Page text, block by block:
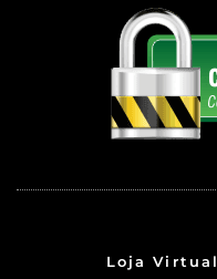
Loja Virtual